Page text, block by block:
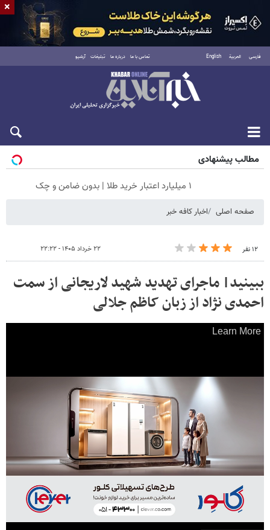
فارسی العربية English تماس با ما درباره ما تبلیغات آرشیو
جمعه ۱۶ مرداد ۱۴۰۵
مطالب پیشنهادی
۱ میلیارد اعتبار خرید طلا | بدون ضامن و چک
صفحه اصلی اخبار کافه خبر
۱۲ نفر ۲۲ خرداد ۱۴۰۵ - ۲۲:۲۲
ببینید| ماجرای تهدید شهید لاریجانی از سمت
احمدی نژاد از زبان کاظم جلالی
×